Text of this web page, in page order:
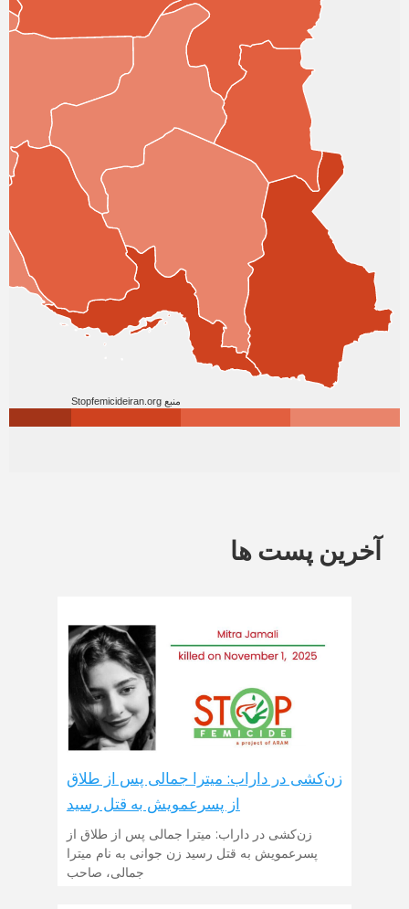
آخرین پست ها
زن‌کشی در داراب: میترا جمالی پس از طلاق
از پسرعمویش به قتل رسید
زن‌کشی در داراب: میترا جمالی پس از طلاق از
پسرعمویش به قتل رسید زن جوانی به نام میترا
جمالی، صاحب